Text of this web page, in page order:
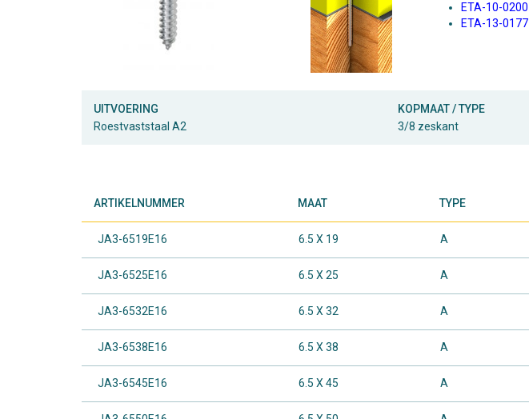
ETA-10-0200
ETA-13-0177
UITVOERING
Roestvaststaal A2
KOPMAAT / TYPE
3/8 zeskant
ARTIKELNUMMER MAAT TYPE
JA3-6519E16 6.5 X 19 A
JA3-6525E16 6.5 X 25 A
JA3-6532E16 6.5 X 32 A
JA3-6538E16 6.5 X 38 A
JA3-6545E16 6.5 X 45 A